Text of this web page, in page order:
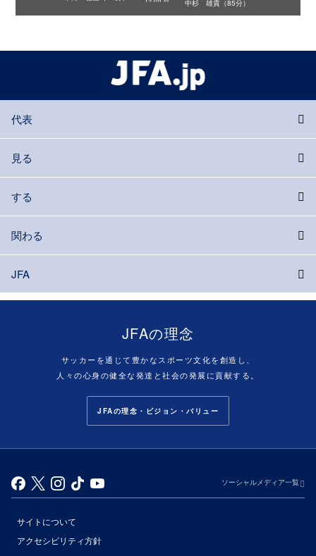
中杉 雄貴（85分）
代表
見る
する
関わる
JFA
JFAの理念
サッカーを通じて豊かなスポーツ文化を創造し、
人々の心身の健全な発達と社会の発展に貢献する。
JFAの理念・ビジョン・バリュー
ソーシャルメディア一覧
サイトについて
アクセシビリティ方針